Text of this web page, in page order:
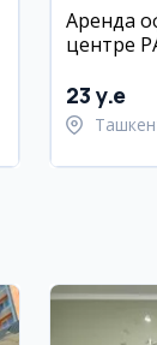
Аренда
центре
23 y.e